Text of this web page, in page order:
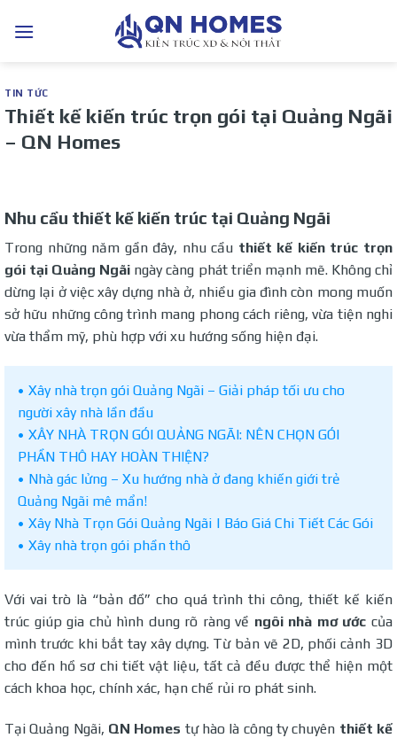
qua
TIN TỨC
Thiết kế kiến trúc trọn gói tại Quảng Ngãi
– QN Homes
Nhu cầu thiết kế kiến trúc tại Quảng Ngãi
Trong những năm gần đây, nhu cầu thiết kế kiến trúc trọn
gói tại Quảng Ngãi ngày càng phát triển mạnh mẽ. Không chỉ
dừng lại ở việc xây dựng nhà ở, nhiều gia đình còn mong muốn
sở hữu những công trình mang phong cách riêng, vừa tiện nghi
vừa thẩm mỹ, phù hợp với xu hướng sống hiện đại.
Xây nhà trọn gói Quảng Ngãi – Giải pháp tối ưu cho
người xây nhà lần đầu
XÂY NHÀ TRỌN GÓI QUẢNG NGÃI: NÊN CHỌN GÓI
PHẦN THÔ HAY HOÀN THIỆN?
Nhà gác lửng – Xu hướng nhà ở đang khiến giới trẻ
Quảng Ngãi mê mẩn!
Xây Nhà Trọn Gói Quảng Ngãi | Báo Giá Chi Tiết Các Gói
Xây nhà trọn gói phần thô
Với vai trò là “bản đồ” cho quá trình thi công, thiết kế kiến
trúc giúp gia chủ hình dung rõ ràng về ngôi nhà mơ ước của
mình trước khi bắt tay xây dựng. Từ bản vẽ 2D, phối cảnh 3D
cho đến hồ sơ chi tiết vật liệu, tất cả đều được thể hiện một
cách khoa học, chính xác, hạn chế rủi ro phát sinh.
Tại Quảng Ngãi, QN Homes tự hào là công ty chuyên thiết kế